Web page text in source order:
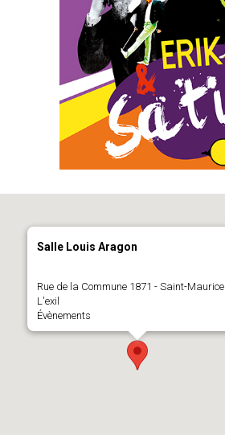
Salle Louis Aragon
Rue de la Commune 1871 - Saint-Maurice
L'exil
Évènements